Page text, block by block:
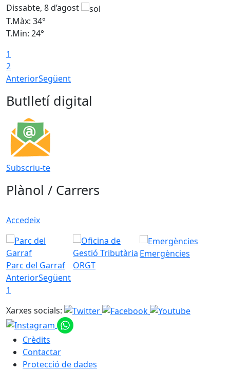
Dissabte, 8 d’agost
T.Màx: 34°
T.Min: 24°
1
2
AnteriorSegüent
Butlletí digital
Subscriu-te
Plànol / Carrers
Accedeix
Parc del Garraf ORGT
Emergències
AnteriorSegüent
1
Xarxes socials:
Crèdits
Contactar
Protecció de dades